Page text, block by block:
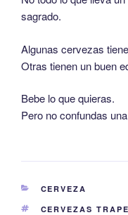
sagrado.
Algunas cervezas
Otras tienen un buen
Bebe lo que quieras.
Pero no confundas
CERVEZA
CERVEZAS